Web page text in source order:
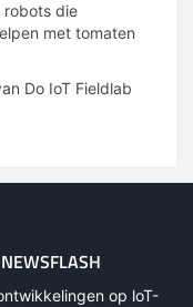
robots die
met tomaten
Do IoT Fieldlab
op loT-